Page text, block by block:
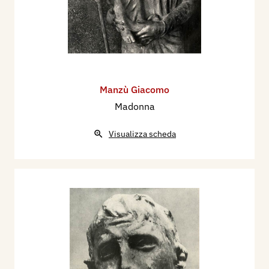
Figura dal 25 aprile al 26 maggio1963 alla V
biennale dell’incisione italiana contemporanea,
che si tiene presso l’Opera Bevilacqua La Masa a
Figura dal 25 aprile al 31 maggio1965 alla VI
biennale dell’incisione italiana contemporanea,
Venezia, dove presenta 3 acqueforti. nella
I Biennale dell’Incisione Italiana, organizzata dal
Rotary Club Cittadella (PD), con l’acquaforte:
Pittore con modella.
Partecipa dal 27 settembre al 9 novembre 1969
Manzù Giacomo
Madonna
Visualizza scheda